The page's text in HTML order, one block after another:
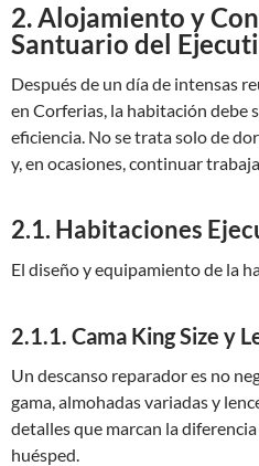
2. Alojamiento y
Santuario del
Después de un día de intensas
en Corferias, la habitación debe
eficiencia. No se trata solo de
y, en ocasiones, continuar
2.1. Habitaciones
El diseño y equipamiento de la
2.1.1. Cama King Size y
Un descanso reparador es no
gama, almohadas variadas y
detalles que marcan la
huésped.